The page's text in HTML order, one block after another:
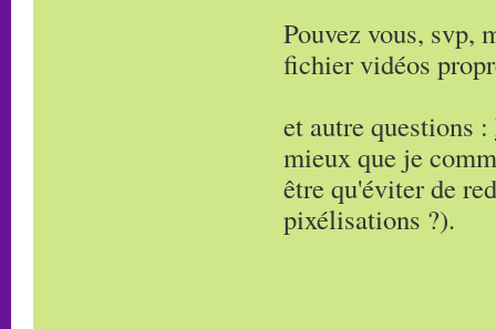
Pouvez vous, svp,
fichier vidéos
et autre questions :
mieux que je
être qu'éviter de
pixélisations ?).